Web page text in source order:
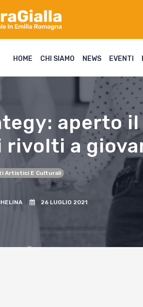
HOME CHI SIAMO NEWS EVENTI
aperto
a
Artistici E Culturali
26 LUGLIO 2021